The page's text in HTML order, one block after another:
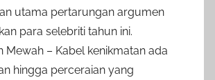
utama pertarungan argumen
para selebriti tahun ini.
Mewah – Kabel kenikmatan ada
hingga perceraian yang